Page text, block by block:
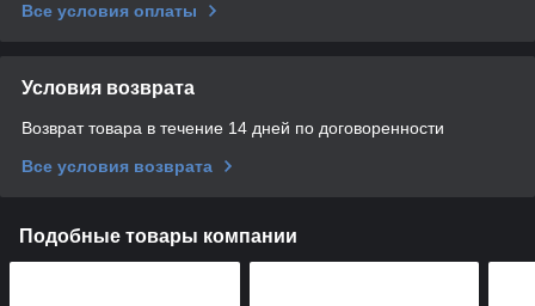
Все условия оплаты
Условия возврата
Возврат товара в течение 14 дней по договоренности
Все условия возврата
Подобные товары компании